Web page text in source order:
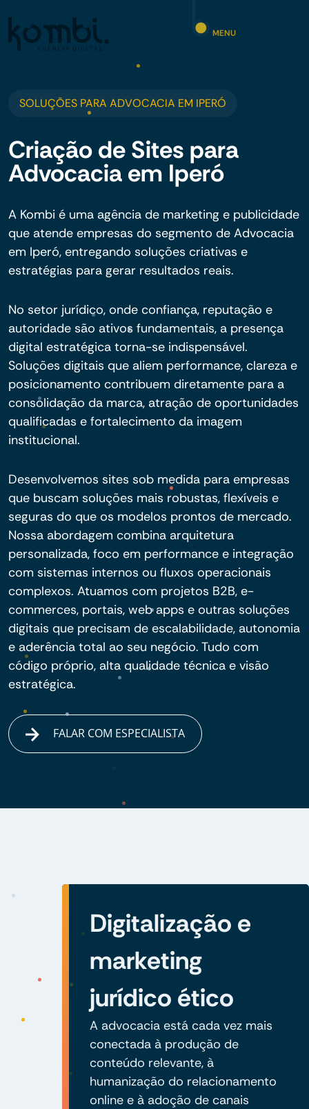
MENU
SOLUÇÕES PARA ADVOCACIA EM IPERÓ
Criação de Sites para
Advocacia em Iperó
A Kombi é uma agência de marketing e publicidade
que atende empresas do segmento de Advocacia
em Iperó, entregando soluções criativas e
estratégias para gerar resultados reais.
No setor jurídico, onde confiança, reputação e
autoridade são ativos fundamentais, a presença
digital estratégica torna-se indispensável.
Soluções digitais que aliem performance, clareza e
posicionamento contribuem diretamente para a
consolidação da marca, atração de oportunidades
qualificadas e fortalecimento da imagem
institucional.
Desenvolvemos sites sob medida para empresas
que buscam soluções mais robustas, flexíveis e
seguras do que os modelos prontos de mercado.
Nossa abordagem combina arquitetura
personalizada, foco em performance e integração
com sistemas internos ou fluxos operacionais
complexos. Atuamos com projetos B2B, e-
commerces, portais, web apps e outras soluções
digitais que precisam de escalabilidade, autonomia
e aderência total ao seu negócio. Tudo com
código próprio, alta qualidade técnica e visão
estratégica.
FALAR COM ESPECIALISTA
Digitalização e
marketing
jurídico ético
A advocacia está cada vez mais
conectada à produção de
conteúdo relevante, à
humanização do relacionamento
online e à adoção de canais